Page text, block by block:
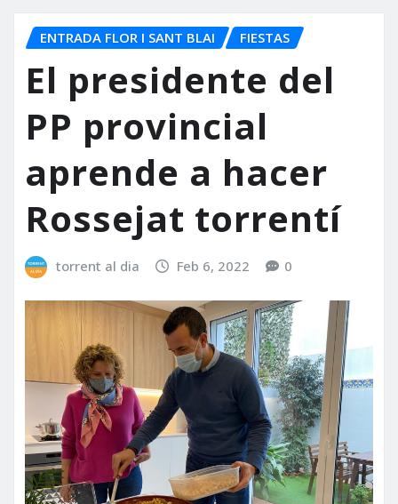
ENTRADA FLOR I SANT BLAI FIESTAS
El presidente del
PP provincial
aprende a hacer
Rossejat torrentí
torrent al dia Feb 6, 2022 0